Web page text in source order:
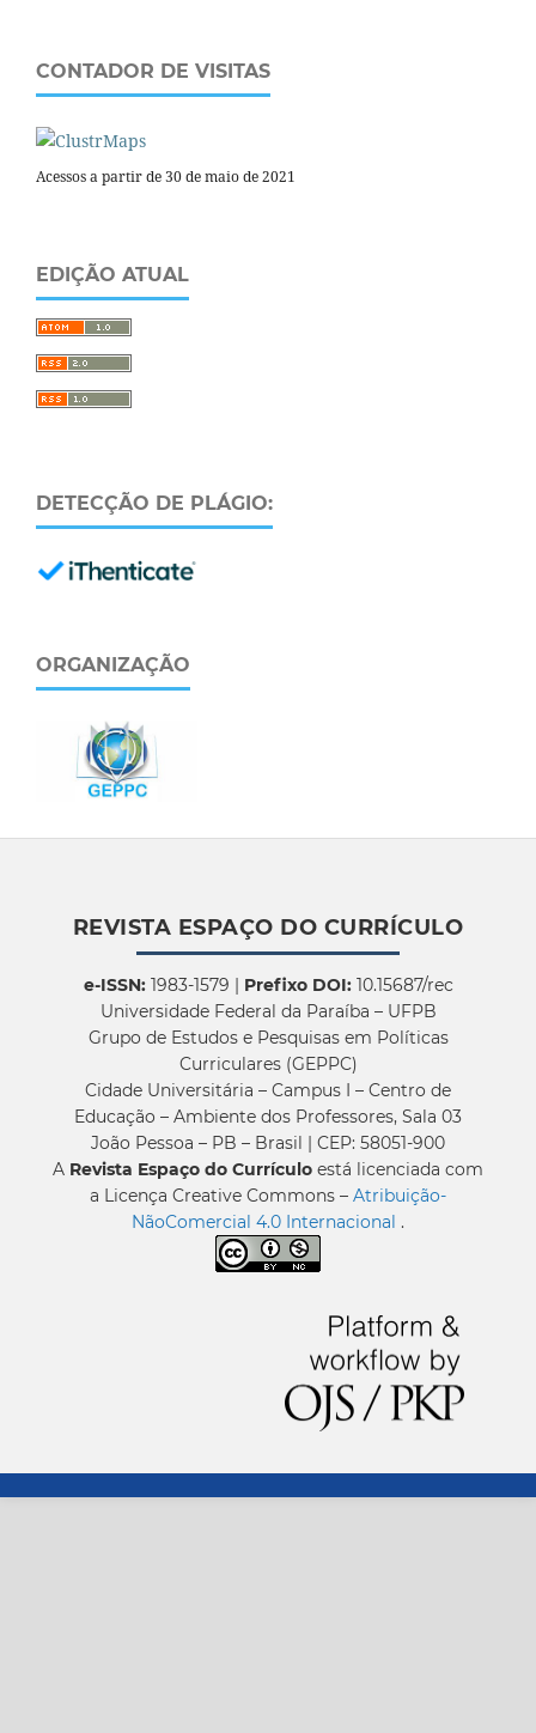
CONTADOR DE VISITAS
Acessos a partir de 30 de maio de 2021
EDIÇÃO ATUAL
DETECÇÃO DE PLÁGIO:
ORGANIZAÇÃO
REVISTA ESPAÇO DO CURRÍCULO
e-ISSN:1983-1579 | Prefixo DOI:10.15687/rec
Universidade Federal da Paraíba – UFPB
Grupo de Estudos e Pesquisas em Políticas
Curriculares (GEPPC)
Cidade Universitária – Campus I – Centro de
Educação – Ambiente dos Professores, Sala 03
João Pessoa – PB – Brasil | CEP: 58051-900
A Revista Espaço do Currículo está licenciada com
a Licença Creative Commons – Atribuição-
NãoComercial 4.0 Internacional .